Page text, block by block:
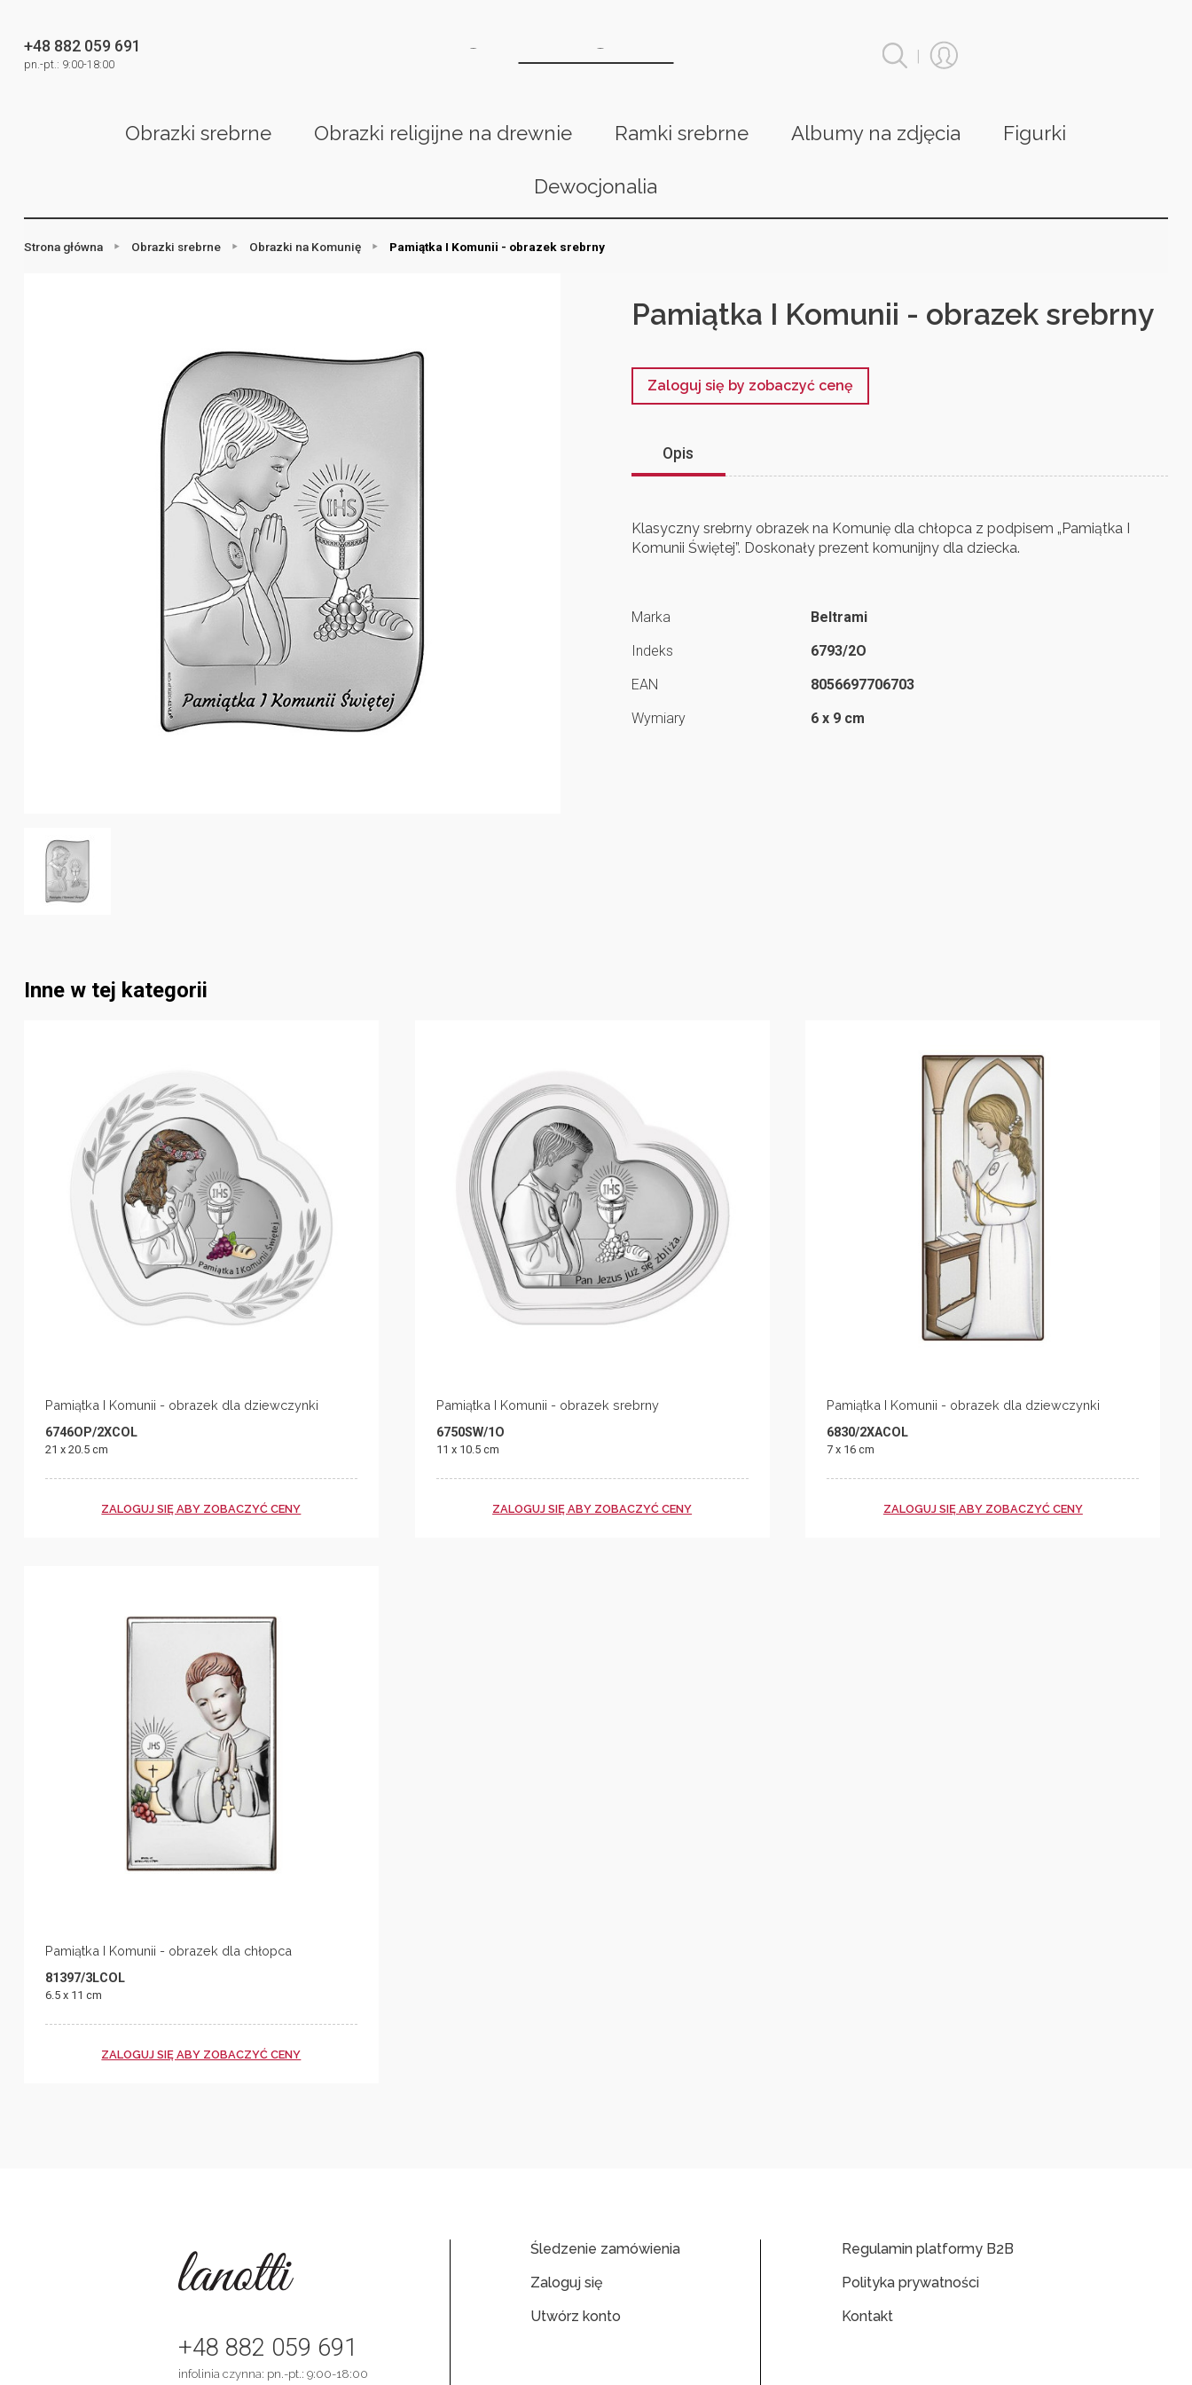
|
+48 882 059 691
pn.-pt.: 9:00-18:00
Obrazki srebrne Obrazki religijne na drewnie Ramki srebrne Albumy na zdjęcia Figurki
Dewocjonalia
Strona główna Obrazki srebrne Obrazki na Komunię Pamiątka I Komunii - obrazek srebrny
Pamiątka I Komunii - obrazek srebrny
Zaloguj się by zobaczyć cenę
Opis
Klasyczny srebrny obrazek na Komunię dla chłopca z podpisem „Pamiątka I
Komunii Świętej”. Doskonały prezent komunijny dla dziecka.
Marka
Beltrami
Indeks
6793/2O
EAN
8056697706703
Wymiary
6 x 9 cm
Inne w tej kategorii
Pamiątka I Komunii - obrazek dla dziewczynki
6746OP/2XCOL
21 x 20.5 cm
ZALOGUJ SIĘ ABY ZOBACZYĆ CENY
Pamiątka I Komunii - obrazek srebrny
6750SW/1O
11 x 10.5 cm
ZALOGUJ SIĘ ABY ZOBACZYĆ CENY
Pamiątka I Komunii - obrazek dla dziewczynki
6830/2XACOL
7 x 16 cm
ZALOGUJ SIĘ ABY ZOBACZYĆ CENY
Pamiątka I Komunii - obrazek dla chłopca
81397/3LCOL
6.5 x 11 cm
ZALOGUJ SIĘ ABY ZOBACZYĆ CENY
Regulamin platformy B2B
Polityka prywatności
Kontakt
Śledzenie zamówienia
Zaloguj się
Utwórz konto
+48 882 059 691
infolinia czynna: pn.-pt.: 9:00-18:00